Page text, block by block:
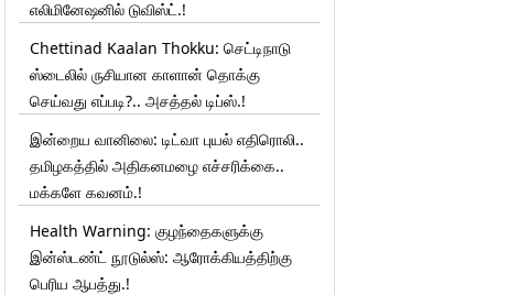
எலிமினேஷனில் டுவிஸ்ட்.!
Chettinad Kaalan Thokku: செட்டிநாடு
ஸ்டைலில் ருசியான காளான் தொக்கு
செய்வது எப்படி?.. அசத்தல் டிப்ஸ்.!
இன்றைய வானிலை: டிட்வா புயல் எதிரொலி..
தமிழகத்தில் அதிகனமழை எச்சரிக்கை..
மக்களே கவனம்.!
Health Warning: குழந்தைகளுக்கு
இன்ஸ்டண்ட் நூடுல்ஸ்: ஆரோக்கியத்திற்கு
பெரிய ஆபத்து.!